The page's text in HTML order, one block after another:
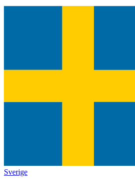
Sverige